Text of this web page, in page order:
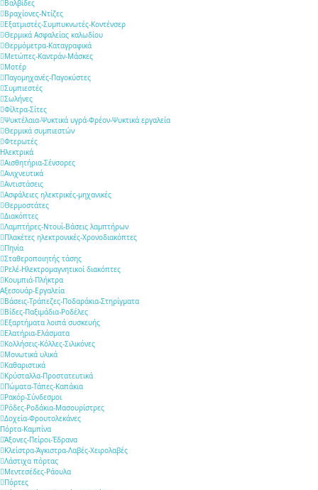
Βαλβίδες
Βραχίονες-Ντίζες
Εξατμιστές-Συμπυκνωτές-Κοντένσερ
Θερμικά Ασφαλείας καλωδίου
Θερμόμετρα-Καταγραφικά
Μετώπες-Καντράν-Μάσκες
Μοτέρ
Παγομηχανές-Παγοκύστες
Συμπιεστές
Σωλήνες
Φίλτρα-Σίτες
Ψυκτέλαια-Ψυκτικά υγρά-Φρέον-Ψυκτικά εργαλεία
Θερμικά συμπιεστών
Φτερωτές
Ηλεκτρικά
Αισθητήρια-Σένσορες
Aνιχνευτικά
Αντιστάσεις
Ασφάλειες ηλεκτρικές-μηχανικές
Θερμοστάτες
Διακόπτες
Λαμπτήρες-Ντουί-Βάσεις λαμπτήρων
Πλακέτες ηλεκτρονικές-Χρονοδιακόπτες
Πηνία
Σταθεροποιητής τάσης
Ρελέ-Ηλεκτρομαγνητικοί διακόπτες
Κουμπιά-Πλήκτρα
Αξεσουάρ-Εργαλεία
Βάσεις-Τράπεζες-Ποδαράκια-Στηρίγματα
Βίδες-Παξιμάδια-Ροδέλες
Εξαρτήματα λοιπά συσκευής
Ελατήρια-Ελάσματα
Κολλήσεις-Κόλλες-Σιλικόνες
Μονωτικά υλικά
Καθαριστικά
Κρύσταλλα-Προστατευτικά
Πώματα-Τάπες-Καπάκια
Ρακόρ-Σύνδεσμοι
Ρόδες-Ροδάκια-Μασουρίστρες
Δοχεία-Φρουτολεκάνες
Πόρτα-Καμπίνα
Άξονες-Πείροι-Έδρανα
Κλείστρα-Άγκιστρα-Λαβές-Χειρολαβές
Λάστιχα πόρτας
Μεντεσέδες-Ράουλα
Πόρτες